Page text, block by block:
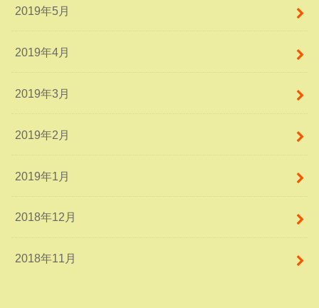
2019年5月
2019年4月
2019年3月
2019年2月
2019年1月
2018年12月
2018年11月